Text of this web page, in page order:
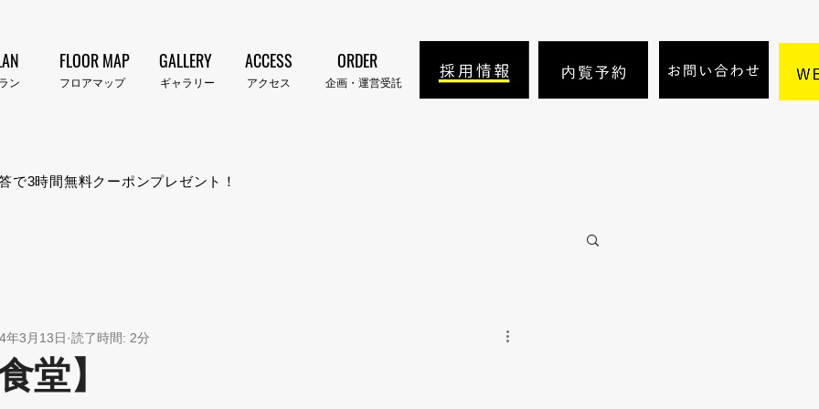
FLOOR MAP
​フロアマップ
ン​
GALLERY
​ギャラリー
ACCESS
​アクセス
ORDER
企画・運営受託
で3時間無料クーポンプレゼント！
堂】
年3月13日 読了時間: 2分